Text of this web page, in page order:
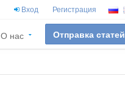
Вход Регистрация
О нас Отправка статей